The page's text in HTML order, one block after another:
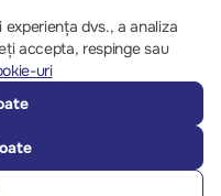
ECOM
dvs., a analiza
accepta, respinge sau
uri